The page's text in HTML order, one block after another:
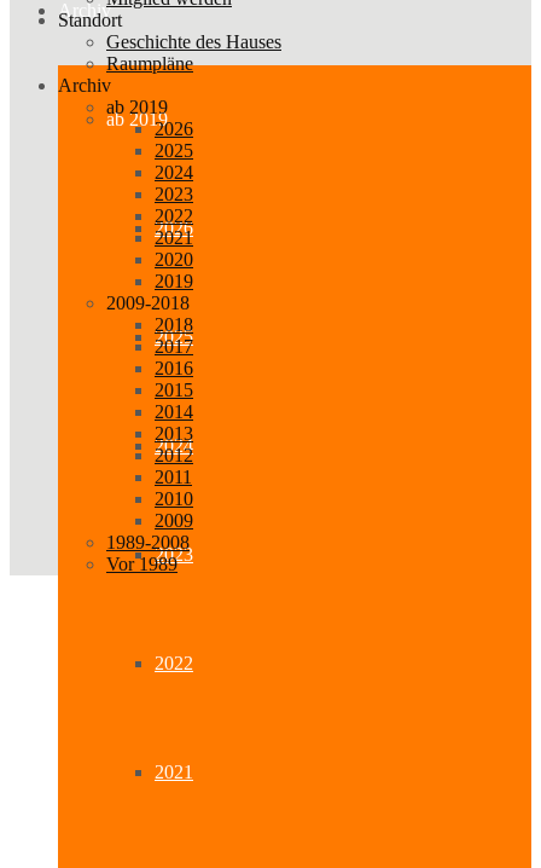
Archiv
ab 2019
2026
2025
2024
2023
2022
2021
Standort
Geschichte des Hauses
Raumpläne
Archiv
ab 2019
2026
2025
2024
2023
2022
2021
2020
2019
2009-2018
2018
2017
2016
2015
2014
2013
2012
2011
2010
2009
1989-2008
Vor 1989